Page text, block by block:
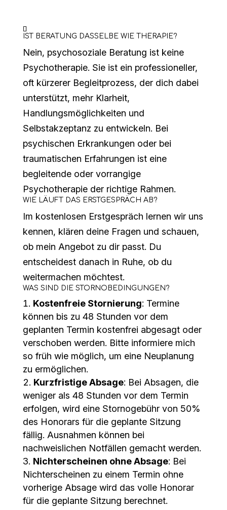
IST BERATUNG DASSELBE WIE THERAPIE?
Nein, psychosoziale Beratung ist keine
Psychotherapie. Sie ist ein professioneller,
oft kürzerer Begleitprozess, der dich dabei
unterstützt, mehr Klarheit,
Handlungsmöglichkeiten und
Selbstakzeptanz zu entwickeln. Bei
psychischen Erkrankungen oder bei
traumatischen Erfahrungen ist eine
begleitende oder vorrangige
Psychotherapie der richtige Rahmen.
WIE LÄUFT DAS ERSTGESPRÄCH AB?
Im kostenlosen Erstgespräch lernen wir uns
kennen, klären deine Fragen und schauen,
ob mein Angebot zu dir passt. Du
entscheidest danach in Ruhe, ob du
weitermachen möchtest.
WAS SIND DIE STORNOBEDINGUNGEN?
Kostenfreie Stornierung: Termine
können bis zu 48 Stunden vor dem
geplanten Termin kostenfrei abgesagt oder
verschoben werden. Bitte informiere mich
so früh wie möglich, um eine Neuplanung
zu ermöglichen.
Kurzfristige Absage: Bei Absagen, die
weniger als 48 Stunden vor dem Termin
erfolgen, wird eine Stornogebühr von 50%
des Honorars für die geplante Sitzung
fällig. Ausnahmen können bei
nachweislichen Notfällen gemacht werden.
Nichterscheinen ohne Absage: Bei
Nichterscheinen zu einem Termin ohne
vorherige Absage wird das volle Honorar
für die geplante Sitzung berechnet.